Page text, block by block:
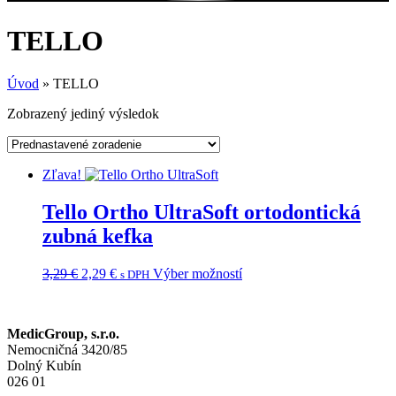
TELLO
Úvod » TELLO
Zobrazený jediný výsledok
Zľava!
Tello Ortho UltraSoft ortodontická
zubná kefka
3,29€ Pôvodná
2,29 €Aktuálna
s DPH Výber možnostíTento
MedicGroup, s.r.o.
Nemocničná 3420/85
Dolný Kubín
026 01